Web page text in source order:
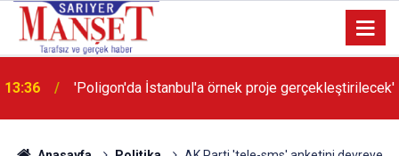
13:36 'Poligon'da İstanbul'a örnek proje gerçekleştirilecek'